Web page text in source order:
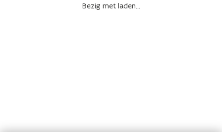
Bezig met laden...